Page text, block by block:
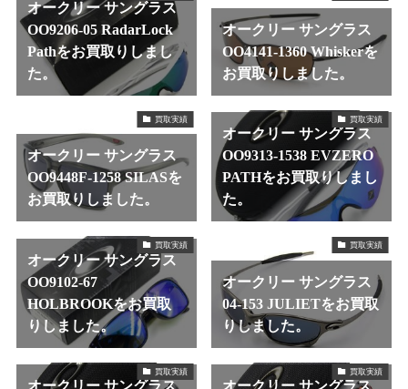
オークリー サングラス
OO9206-05 RadarLock
Pathをお買取りしまし
た。
オークリー サングラス
OO4141-1360 Whiskerを
お買取りしました。
買取実績
オークリー サングラス
OO9448F-1258 SILASを
お買取りしました。
買取実績
オークリー サングラス
OO9313-1538 EVZERO
PATHをお買取りしまし
た。
買取実績
オークリー サングラス
OO9102-67
HOLBROOKをお買取
りしました。
買取実績
オークリー サングラス
04-153 JULIETをお買取
りしました。
買取実績 買取実績